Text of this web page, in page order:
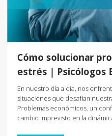
Cómo solucionar
estrés | Psicólogos
En nuestro día a día, nos
situaciones que desafían
Problemas económicos, un
cambio imprevisto en la